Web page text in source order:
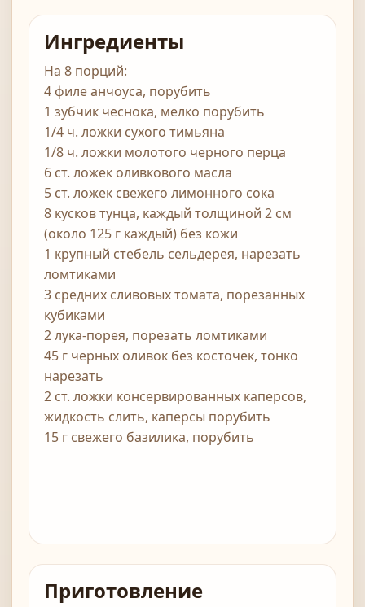
Ингредиенты
На 8 порций:
4 филе анчоуса, порубить
1 зубчик чеснока, мелко порубить
1/4 ч. ложки сухого тимьяна
1/8 ч. ложки молотого черного перца
6 ст. ложек оливкового масла
5 ст. ложек свежего лимонного сока
8 кусков тунца, каждый толщиной 2 см
(около 125 г каждый) без кожи
1 крупный стебель сельдерея, нарезать
ломтиками
3 средних сливовых томата, порезанных
кубиками
2 лука-порея, порезать ломтиками
45 г черных оливок без косточек, тонко
нарезать
2 ст. ложки консервированных каперсов,
жидкость слить, каперсы порубить
15 г свежего базилика, порубить
Приготовление